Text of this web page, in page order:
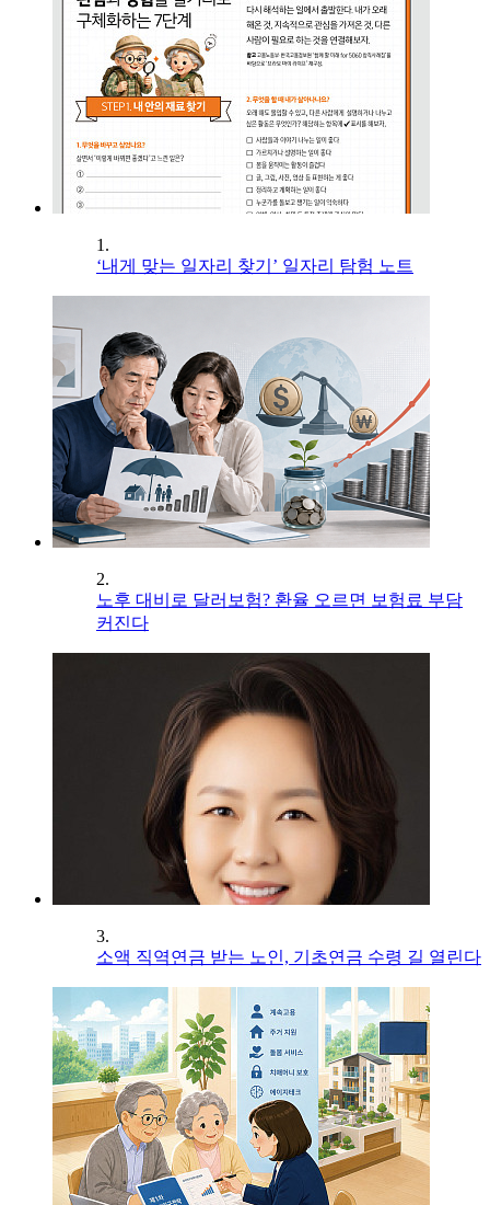
1.
‘내게 맞는 일자리 찾기’ 일자리 탐험 노트
2.
노후 대비로 달러보험? 환율 오르면 보험료 부담
커진다
3.
소액 직역연금 받는 노인, 기초연금 수령 길 열린다